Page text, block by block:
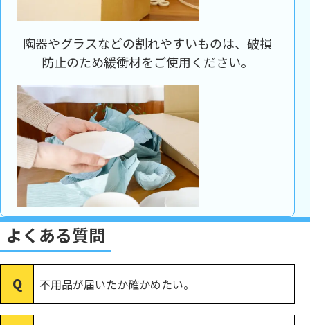
陶器やグラスなどの割れやすいものは、破損
防止のため緩衝材をご使用ください。
よくある質問
不用品が届いたか確かめたい。